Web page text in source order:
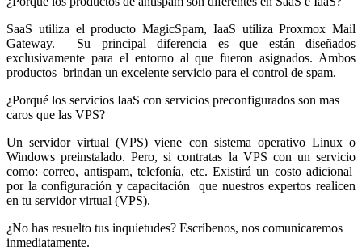
SaaS utiliza el producto MagicSpam, IaaS utiliza Proxmox Mail
Gateway. Su principal diferencia es que están diseñados
exclusivamente para el entorno al que fueron asignados. Ambos
productos brindan un excelente servicio para el control de spam.
¿Porqué los servicios IaaS con servicios preconfigurados son mas
caros que las VPS?
Un servidor virtual (VPS) viene con sistema operativo Linux o
Windows preinstalado. Pero, si contratas la VPS con un servicio
como: correo, antispam, telefonía, etc. Existirá un costo adicional
por la configuración y capacitación que nuestros expertos realicen
en tu servidor virtual (VPS).
¿No has resuelto tus inquietudes? Escríbenos, nos comunicaremos
inmediatamente.